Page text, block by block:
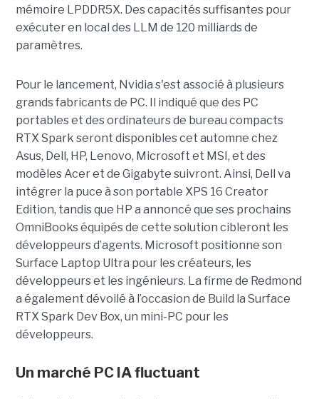
mémoire LPDDR5X. Des capacités suffisantes pour
exécuter en local des LLM de 120 milliards de
paramètres.
Pour le lancement, Nvidia s'est associé à plusieurs
grands fabricants de PC. Il indiqué que des PC
portables et des ordinateurs de bureau compacts
RTX Spark seront disponibles cet automne chez
Asus, Dell, HP, Lenovo, Microsoft et MSI, et des
modèles Acer et de Gigabyte suivront. Ainsi, Dell va
intégrer la puce à son portable XPS 16 Creator
Edition, tandis que HP a annoncé que ses prochains
OmniBooks équipés de cette solution cibleront les
développeurs d’agents. Microsoft positionne son
Surface Laptop Ultra pour les créateurs, les
développeurs et les ingénieurs. La firme de Redmond
a également dévoilé à l’occasion de Build la Surface
RTX Spark Dev Box, un mini-PC pour les
développeurs.
Un marché PC IA fluctuant